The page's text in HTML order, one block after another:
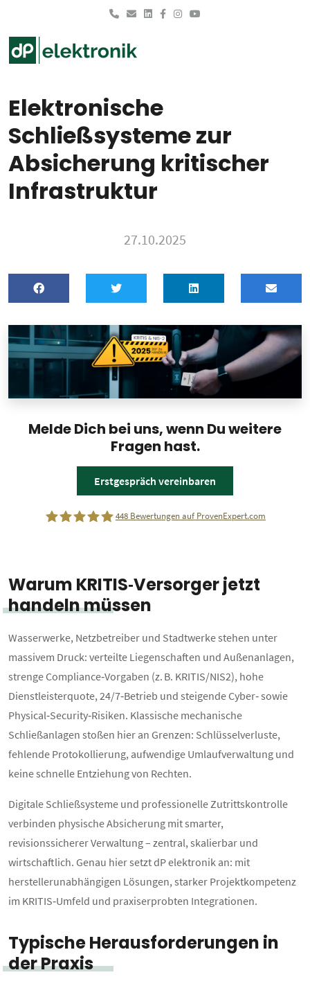
Elektronische
Schließsysteme zur
Absicherung kritischer
Infrastruktur
27.10.2025
Melde Dich bei uns, wenn Du weitere
Fragen hast.
Erstgespräch vereinbaren
448 Bewertungen auf ProvenExpert.com
Warum KRITIS‑Versorger jetzt
handeln müssen
Wasserwerke, Netzbetreiber und Stadtwerke stehen unter
massivem Druck: verteilte Liegenschaften und Außenanlagen,
strenge Compliance‑Vorgaben (z. B. KRITIS/NIS2), hohe
Dienstleisterquote, 24/7‑Betrieb und steigende Cyber‑ sowie
Physical‑Security‑Risiken. Klassische mechanische
Schließanlagen stoßen hier an Grenzen: Schlüsselverluste,
fehlende Protokollierung, aufwendige Umlaufverwaltung und
keine schnelle Entziehung von Rechten.
Digitale Schließsysteme und professionelle Zutrittskontrolle
verbinden physische Absicherung mit smarter,
revisionssicherer Verwaltung – zentral, skalierbar und
wirtschaftlich. Genau hier setzt dP elektronik an: mit
herstellerunabhängigen Lösungen, starker Projektkompetenz
im KRITIS‑Umfeld und praxiserprobten Integrationen.
Typische Herausforderungen in
der Praxis